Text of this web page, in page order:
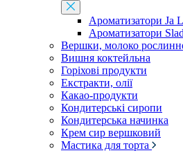
Ароматизатори Ja
Ароматизатори
Вершки, молоко
Вишня коктейльна
Горіхові продукти
Екстракти, олії
Какао-продукти
Кондитерські сиропи
Кондитерська начинка
Крем сир вершковий
Мастика для торта